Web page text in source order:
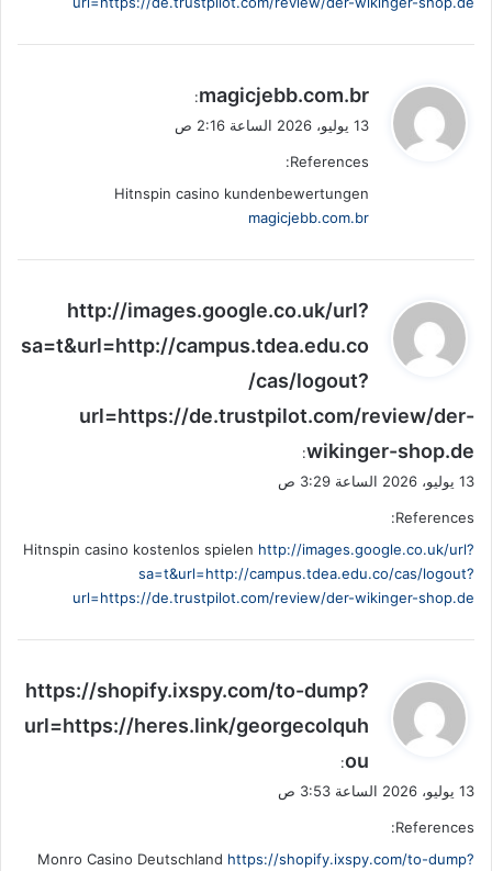
ي
ق
ل
magicjebb.com.br
:
13 يوليو، 2026 الساعة 2:16 ص
References:
Hitnspin casino kundenbewertungen
magicjebb.com.br
ي
و
ل
http://images.google.co.uk/url?
sa=t&url=http://campus.tdea.edu.co
/cas/logout?
url=https://de.trustpilot.com/review/der-
wikinger-shop.de
:
13 يوليو، 2026 الساعة 3:29 ص
References:
Hitnspin casino kostenlos spielen http://images.google.co.uk/url?
sa=t&url=http://campus.tdea.edu.co/cas/logout?
url=https://de.trustpilot.com/review/der-wikinger-shop.de
ي
و
ل
https://shopify.ixspy.com/to-dump?
url=https://heres.link/georgecolquh
ou
:
13 يوليو، 2026 الساعة 3:53 ص
References:
Monro Casino Deutschland https://shopify.ixspy.com/to-dump?